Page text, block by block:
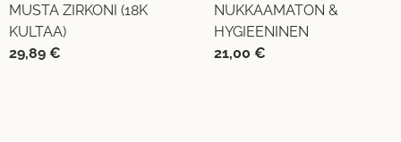
MUSTA ZIRKONI (18K
KULTAA)
29,89 €
NUKKAAMATON &
HYGIEENINEN
21,00 €